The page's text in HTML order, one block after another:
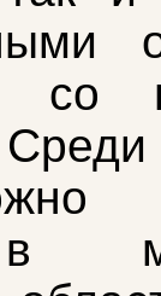
со